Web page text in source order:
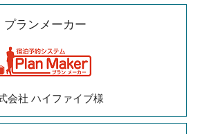
プランメーカー
会社 ハイファイブ様